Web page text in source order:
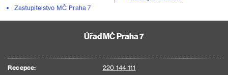
Zastupitelstvo MČ Praha 7
Úřad MČ Praha 7
Recepce:
220 144 111